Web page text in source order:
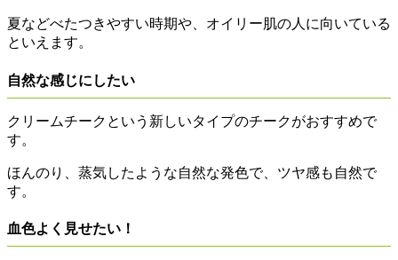
夏などべたつきやすい時期や、オイリー肌の人に向いている
といえます。
自然な感じにしたい
クリームチークという新しいタイプのチークがおすすめで
す。
ほんのり、蒸気したような自然な発色で、ツヤ感も自然で
す。
血色よく見せたい！